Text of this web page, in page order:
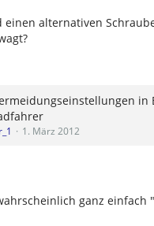
einen alternativen
in
1. März 2012
ganz einfach